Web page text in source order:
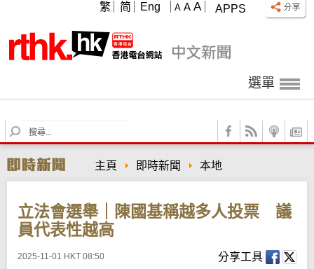
APPS
A A A
繁 简 Eng
選單
S
e
r
c
主頁 即時新聞 本地
立法會選舉｜陳國基稱越多人投票 議
員代表性越高
2025-11-01 HKT 08:50 分享工具